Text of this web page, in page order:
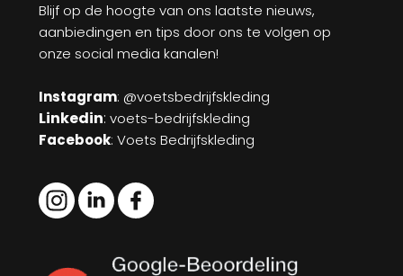
Blijf op de hoogte van ons laatste nieuws,
aanbiedingen en tips door ons te volgen op
onze social media kanalen!
Instagram: @voetsbedrijfskleding
Linkedin: voets-bedrijfskleding
Facebook: Voets Bedrijfskleding